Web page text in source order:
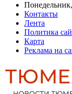
Контакты
Лента
Политика
Карта
Реклама на